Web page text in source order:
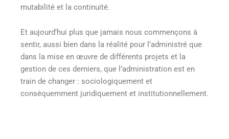
mutabilité et la continuité.
Et aujourd’hui plus que jamais nous commençons à
sentir, aussi bien dans la réalité pour l’administré que
dans la mise en œuvre de différents projets et la
gestion de ces derniers, que l’administration est en
train de changer : sociologiquement et
conséquemment juridiquement et institutionnellement.